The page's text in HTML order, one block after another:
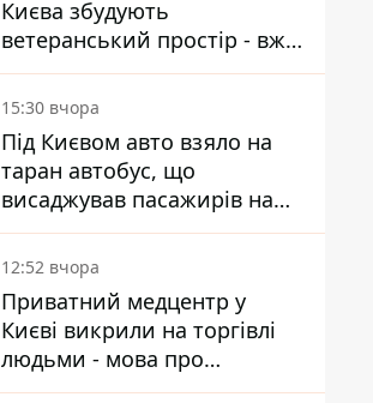
Києва збудують
ветеранський простір - вже
знайшли проєктанта
15:30 вчора
Під Києвом авто взяло на
таран автобус, що
висаджував пасажирів на
зупинці - пасажирка в
лікарні
12:52 вчора
Приватний медцентр у
Києві викрили на торгівлі
людьми - мова про
сурогатне материнство